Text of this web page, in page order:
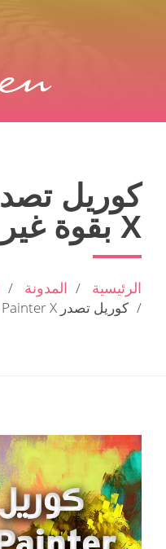
X بقوة غير مسبوقة
الرئيسية المدونة
كوريل تصدر Painter X بقوة غير مسبوقة